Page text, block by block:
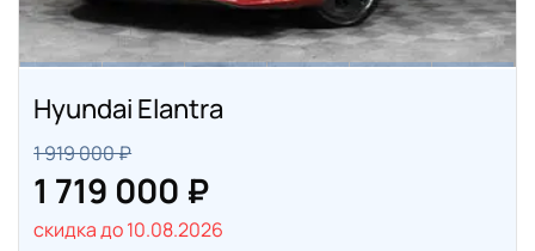
Hyundai Elantra
1 919 000 ₽
1 719 000 ₽
скидка до 10.08.2026